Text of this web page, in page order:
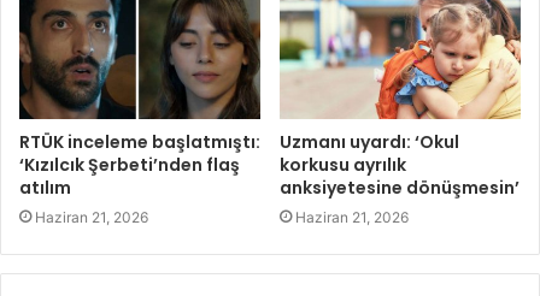
RTÜK inceleme başlatmıştı:
‘Kızılcık Şerbeti’nden flaş
atılım
Haziran 21, 2026
Uzmanı uyardı: ‘Okul
korkusu ayrılık
anksiyetesine dönüşmesin’
Haziran 21, 2026